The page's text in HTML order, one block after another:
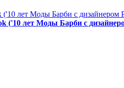
('10 лет Моды Барби с